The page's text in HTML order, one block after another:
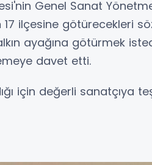
Genel Sanat
ilçesine götürecekleri
ayağına götürmek
davet etti.
için değerli sanatçıya